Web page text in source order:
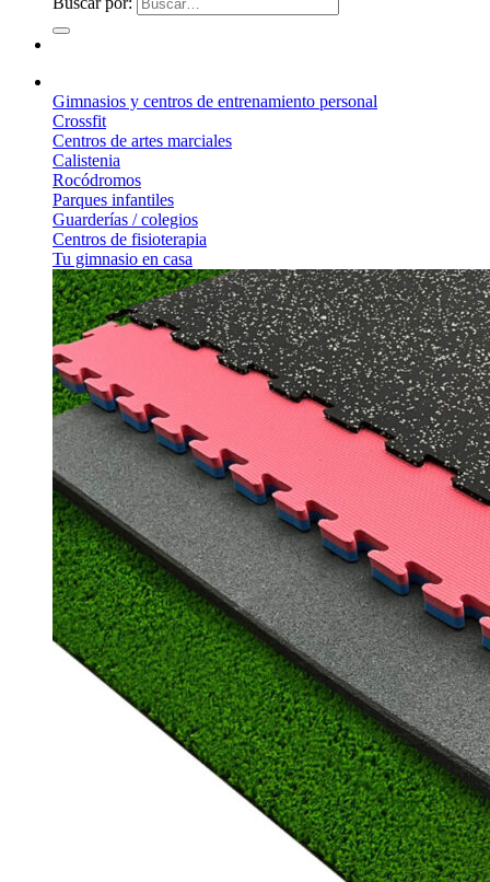
Gimnasios y centros de entrenamiento personal
Crossfit
Centros de artes marciales
Calistenia
Rocódromos
Parques infantiles
Guarderías / colegios
Centros de fisioterapia
Tu gimnasio en casa